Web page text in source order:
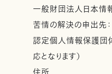
一般財団法人日本情
苦情の解決の申出先：
認定個人情報保護団
応となります）